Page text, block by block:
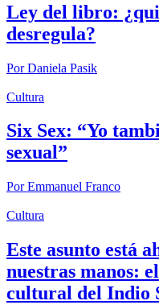
Ley del libro:
desregula?
PorDaniela Pasik
Cultura
Six Sex: “Yo
sexual”
PorEmmanuel Franco
Cultura
Este asunto está
nuestras manos:
cultural del Indio